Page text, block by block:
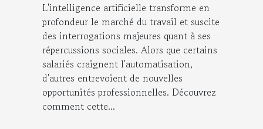
L'intelligence artificielle transforme en
profondeur le marché du travail et suscite
des interrogations majeures quant à ses
répercussions sociales. Alors que certains
salariés craignent l'automatisation,
d'autres entrevoient de nouvelles
opportunités professionnelles. Découvrez
comment cette...